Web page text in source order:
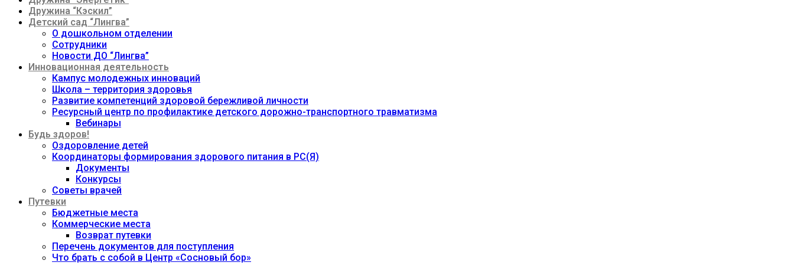
Дружина “Кэскил”
Детский сад “Лингва”
О дошкольном отделении
Сотрудники
Новости ДО “Лингва”
Инновационная деятельность
Кампус молодежных инноваций
Школа – территория здоровья
Развитие компетенций здоровой бережливой личности
Ресурсный центр по профилактике детского дорожно-транспортного травматизма
Вебинары
Будь здоров!
Оздоровление детей
Координаторы формирования здорового питания в РС(Я)
Документы
Конкурсы
Советы врачей
Путевки
Бюджетные места
Коммерческие места
Возврат путевки
Перечень документов для поступления
Что брать с собой в Центр «Сосновый бор»